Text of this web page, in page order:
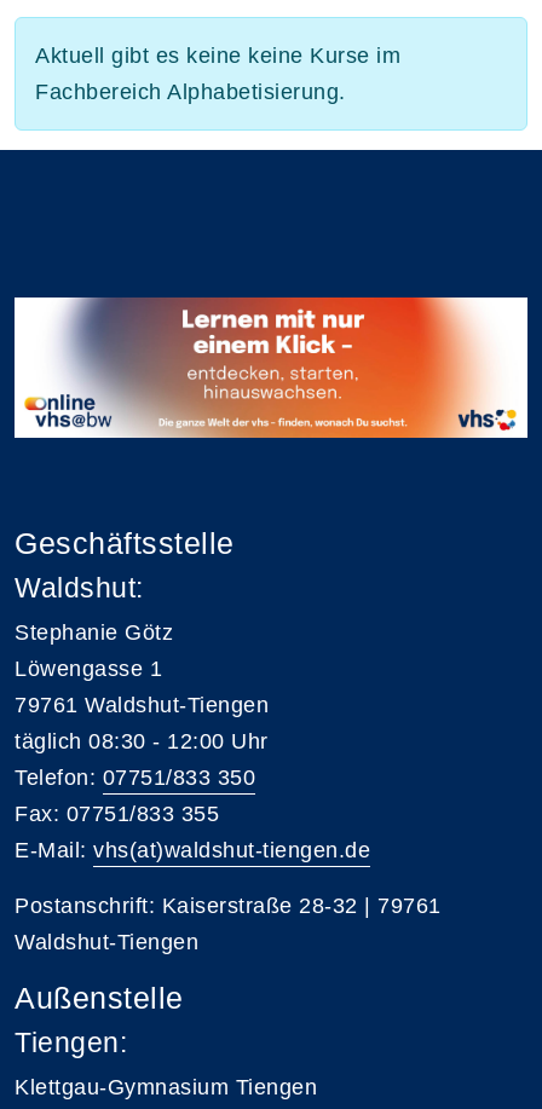
Aktuell gibt es keine keine Kurse im
Fachbereich Alphabetisierung.
Geschäftsstelle
Waldshut:
Stephanie Götz
Löwengasse 1
79761 Waldshut-Tiengen
täglich 08:30 - 12:00 Uhr
Telefon: 07751/833 350
Fax: 07751/833 355
E-Mail: vhs(at)waldshut-tiengen.de
Postanschrift: Kaiserstraße 28-32 | 79761
Waldshut-Tiengen
Außenstelle
Tiengen:
Klettgau-Gymnasium Tiengen